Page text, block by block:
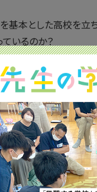
を基本とした高校を立
いるのか？
実践するには？